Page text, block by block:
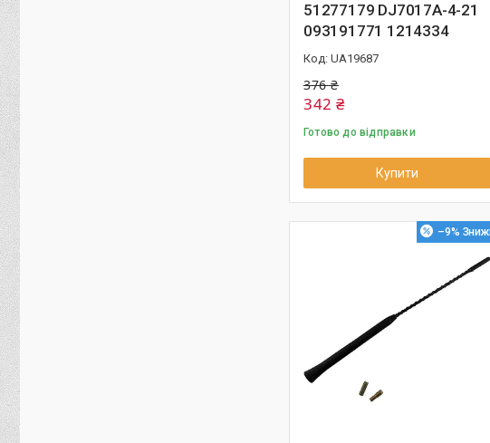
51277179 DJ7017A-4-21
093191771 1214334
UA19687
376 ₴
342 ₴
Готово до відправки
Купити
–9%